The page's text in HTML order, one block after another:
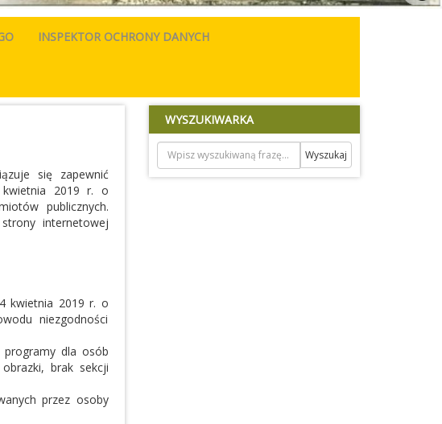
INSPEKTOR OCHRONY DANYCH
się zapewnić
2019 r. o
publicznych.
internetowej
kwietnia 2019 r. o
niezgodności
programy dla osób
brak sekcji
przez osoby
WYSZUKIWARKA